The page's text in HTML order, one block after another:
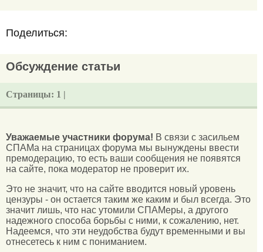
Поделиться:
Обсуждение статьи
Страницы: 1 |
Уважаемые участники форума! В связи с засильем
СПАМа на страницах форума мы вынуждены ввести
премодерацию, то есть ваши сообщения не появятся
на сайте, пока модератор не проверит их.
Это не значит, что на сайте вводится новый уровень
цензуры - он остается таким же каким и был всегда. Это
значит лишь, что нас утомили СПАМеры, а другого
надежного способа борьбы с ними, к сожалению, нет.
Надеемся, что эти неудобства будут временными и вы
отнесетесь к ним с пониманием.